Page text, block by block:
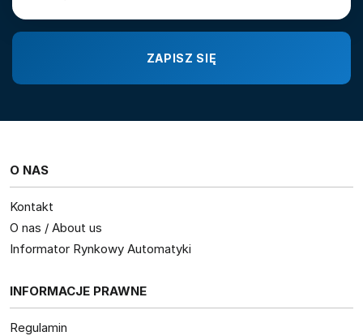
O NAS
Kontakt
O nas / About us
Informator Rynkowy Automatyki
INFORMACJE PRAWNE
Regulamin